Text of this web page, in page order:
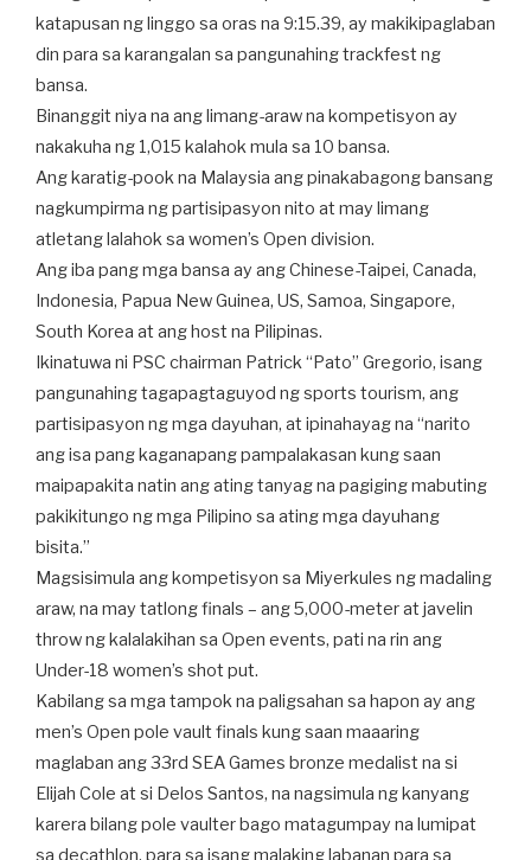
katapusan ng linggo sa oras na 9:15.39, ay makikipaglaban
din para sa karangalan sa pangunahing trackfest ng
bansa.
Binanggit niya na ang limang-araw na kompetisyon ay
nakakuha ng 1,015 kalahok mula sa 10 bansa.
Ang karatig-pook na Malaysia ang pinakabagong bansang
nagkumpirma ng partisipasyon nito at may limang
atletang lalahok sa women’s Open division.
Ang iba pang mga bansa ay ang Chinese-Taipei, Canada,
Indonesia, Papua New Guinea, US, Samoa, Singapore,
South Korea at ang host na Pilipinas.
Ikinatuwa ni PSC chairman Patrick “Pato” Gregorio, isang
pangunahing tagapagtaguyod ng sports tourism, ang
partisipasyon ng mga dayuhan, at ipinahayag na “narito
ang isa pang kaganapang pampalakasan kung saan
maipapakita natin ang ating tanyag na pagiging mabuting
pakikitungo ng mga Pilipino sa ating mga dayuhang
bisita.”
Magsisimula ang kompetisyon sa Miyerkules ng madaling
araw, na may tatlong finals – ang 5,000-meter at javelin
throw ng kalalakihan sa Open events, pati na rin ang
Under-18 women’s shot put.
Kabilang sa mga tampok na paligsahan sa hapon ay ang
men’s Open pole vault finals kung saan maaaring
maglaban ang 33rd SEA Games bronze medalist na si
Elijah Cole at si Delos Santos, na nagsimula ng kanyang
karera bilang pole vaulter bago matagumpay na lumipat
sa decathlon, para sa isang malaking labanan para sa